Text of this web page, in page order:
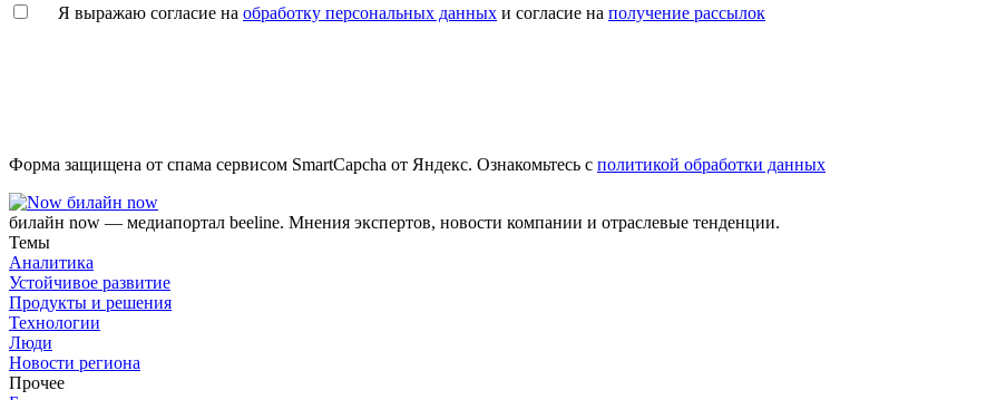
Я выражаю согласие на обработку персональных данных и согласие на получение рассылок
Форма защищена от спама сервисом SmartCapcha от Яндекс. Ознакомьтесь с политикой обработки данных
билайн now
билайн now — медиапортал beeline. Мнения экспертов, новости компании и отраслевые тенденции.
Темы
Аналитика
Устойчивое развитие
Продукты и решения
Технологии
Люди
Новости региона
Прочее